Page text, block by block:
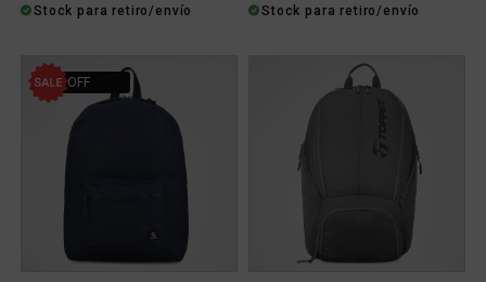
Stock para retiro/envío
Stock para retiro/envío
44% OFF